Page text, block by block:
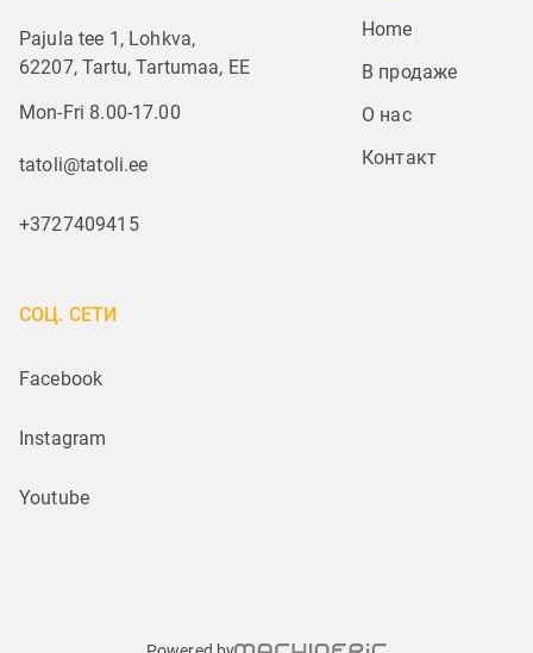
Pajula tee 1, Lohkva,
62207, Tartu, Tartumaa, EE
Mon-Fri 8.00-17.00
tatoli@tatoli.ee
+3727409415
Home
В продаже
О нас
Контакт
СОЦ. СЕТИ
Facebook
Instagram
Youtube